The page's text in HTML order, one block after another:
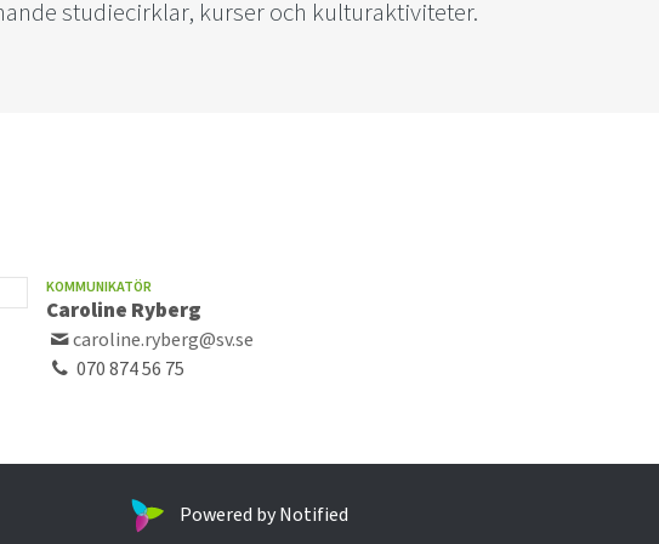
studiecirklar, kurser och kulturaktiviteter.
KOMMUNIKATÖR
Caroline Ryberg
caroline.ryberg@sv.se
070 874 56 75
Powered by Notified